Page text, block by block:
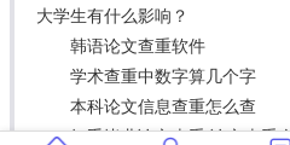
大学生有什么影响？
韩语论文查重软件
学术查重中数字算几个字
本科论文信息查重怎么查
知乎毕业论文查重 论文查重